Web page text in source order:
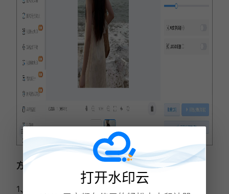
方法二：利用Photoshop专业技能
1、打开Photoshop，导入目标图片。
打开水印云